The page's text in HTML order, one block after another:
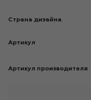
Страна дизайна
Артикул
Артикул производителя